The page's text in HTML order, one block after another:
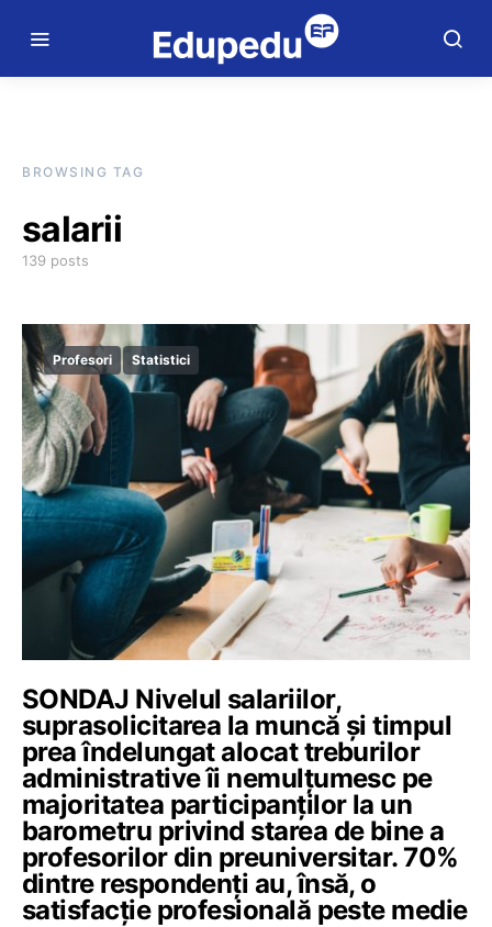
BROWSING TAG
salarii
139 posts
Profesori Statistici
SONDAJ Nivelul salariilor,
suprasolicitarea la muncă și timpul
prea îndelungat alocat treburilor
administrative îi nemulțumesc pe
majoritatea participanților la un
barometru privind starea de bine a
profesorilor din preuniversitar. 70%
dintre respondenți au, însă, o
satisfacție profesională peste medie